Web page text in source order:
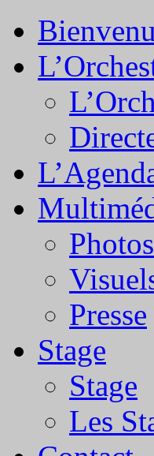
Photos
Presse
Stage
Stage
Les